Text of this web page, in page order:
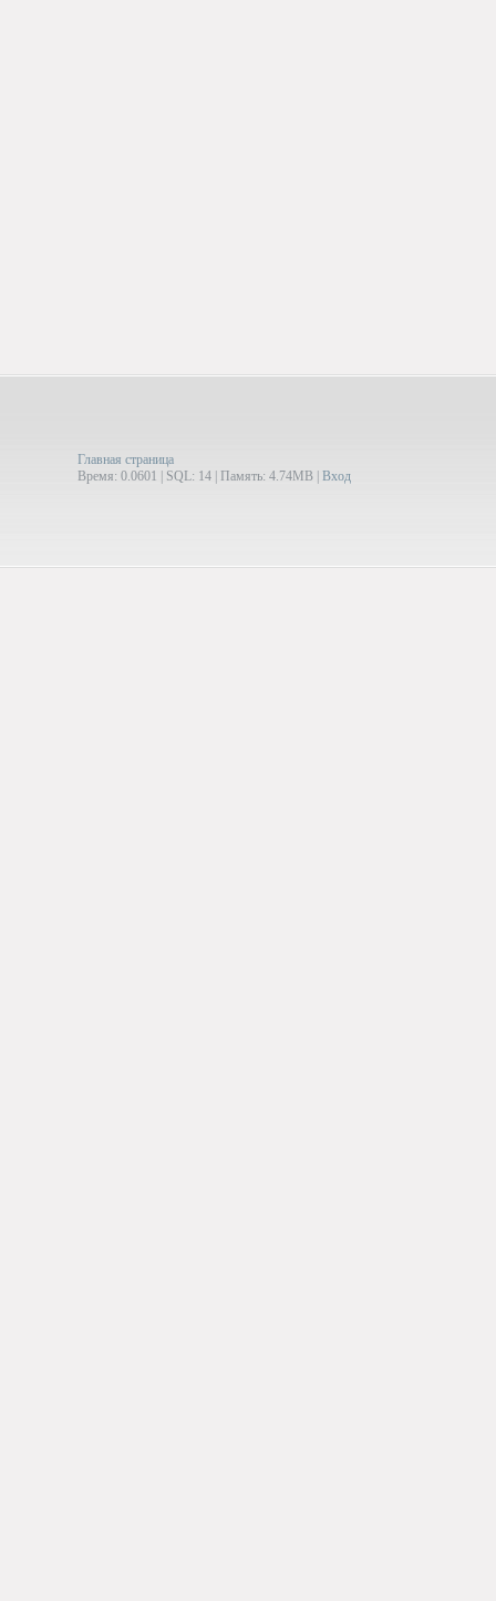
Главная страница
Время: 0.0601 | SQL: 14 | Память: 4.74MB Вход